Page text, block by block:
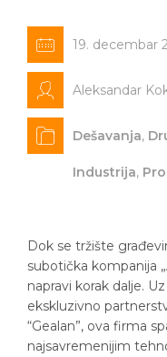
19. decembar
Aleksandar
Dešavanja,
Industrija,
​Dok se tržište
subotička kompanija
napravi korak dalje.
ekskluzivno
“Gealan”, ova firma
najsavremenijim